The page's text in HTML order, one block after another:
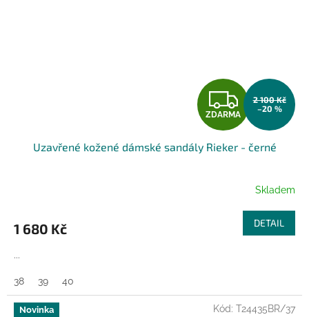
Z
D
A
R
M
A
ZDARMA
2 100 Kč
–20 %
Uzavřené kožené dámské sandály Rieker - černé
Skladem
1 680 Kč DETAIL
...
38 39 40
Novinka Kód: T24435BR/37